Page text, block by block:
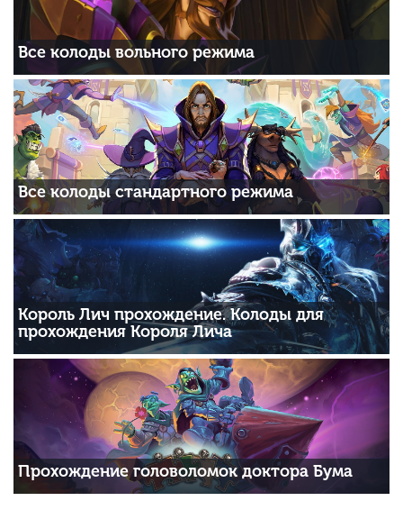
Все колоды вольного режима
Все колоды стандартного режима
Король Лич прохождение. Колоды для
прохождения Короля Лича
Прохождение головоломок доктора Бума